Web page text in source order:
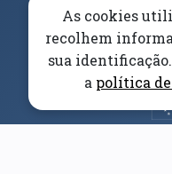
Parceiros e
As cookies
recolhem
sua
a política